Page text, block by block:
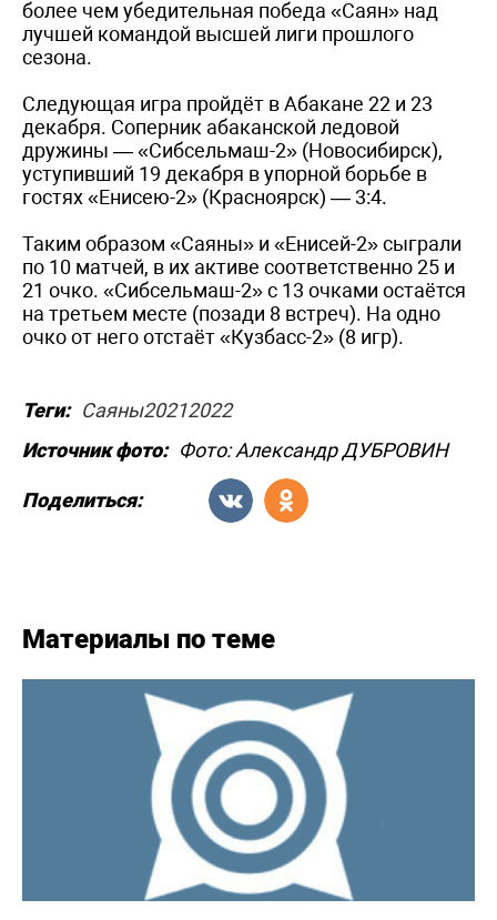
более чем убедительная победа «Саян» над
лучшей командой высшей лиги прошлого
сезона.
Следующая игра пройдёт в Абакане 22 и 23
декабря. Соперник абаканской ледовой
дружины — «Сибсельмаш-2» (Новосибирск),
уступивший 19 декабря в упорной борьбе в
гостях «Енисею-2» (Красноярск) — 3:4.
Таким образом «Саяны» и «Енисей-2» сыграли
по 10 матчей, в их активе соответственно 25 и
21 очко. «Сибсельмаш-2» с 13 очками остаётся
на третьем месте (позади 8 встреч). На одно
очко от него отстаёт «Кузбасс-2» (8 игр).
Теги: Саяны20212022
Источник фото: Фото: Александр ДУБРОВИН
Поделиться:
Материалы по теме